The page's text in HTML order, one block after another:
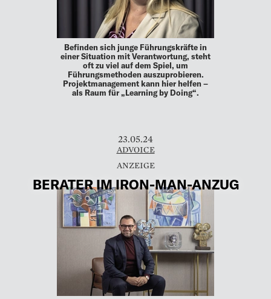
Befinden sich junge Führungskräfte in
einer Situation mit Verantwortung, steht
oft zu viel auf dem Spiel, um
Führungsmethoden auszuprobieren.
Projektmanagement kann hier helfen –
als Raum für „Learning by Doing“.
23.05.24
ADVOICE
BERATER IM IRON-MAN-ANZUG